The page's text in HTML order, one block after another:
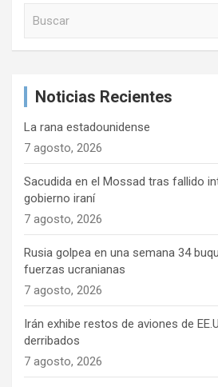
Noticias Recientes
La rana estadounidense
7 agosto, 2026
Sacudida en el Mossad tras fallido
gobierno iraní
7 agosto, 2026
Rusia golpea en una semana 34
fuerzas ucranianas
7 agosto, 2026
Irán exhibe restos de aviones de
derribados
7 agosto, 2026